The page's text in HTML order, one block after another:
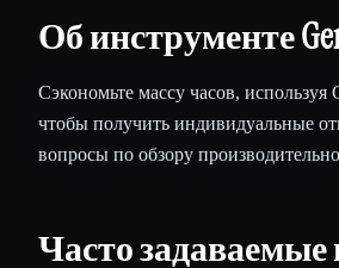
Об инструменте
Сэкономьте массу часов, используя
чтобы получить индивидуальные
вопросы по обзору
Часто